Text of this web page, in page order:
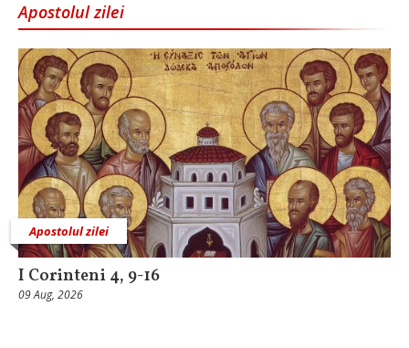
Apostolul zilei
Apostolul zilei
I Corinteni 4, 9-16
09 Aug, 2026